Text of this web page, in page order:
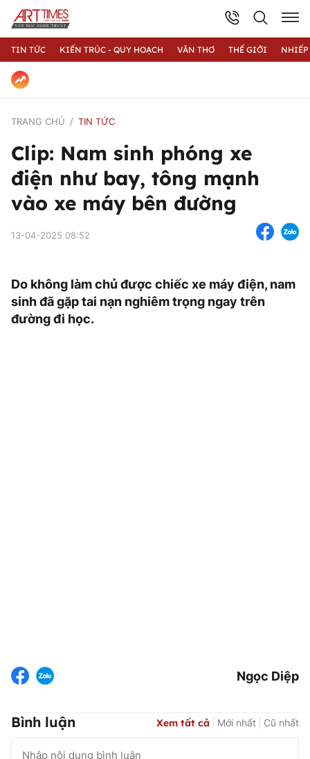
TIN TỨC KIẾN TRÚC - QUY HOẠCH VĂN THƠ THẾ GIỚI
TRANG CHỦ TIN TỨC
Clip: Nam sinh phóng xe
điện như bay, tông mạnh
vào xe máy bên đường
13-04-2025 08:52
Do không làm chủ được chiếc xe máy điện, nam
sinh đã gặp tai nạn nghiêm trọng ngay trên
đường đi học.
Ngọc Diệp
Bình luận Xem tất cả Mới nhất Cũ nhất